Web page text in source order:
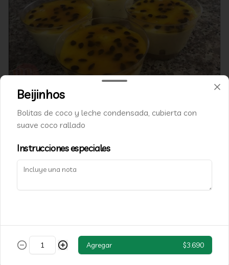
Mousse de maracuya
Postre de crema de leche y maracuya, tipico de brasil
$1.990
Pizza brigadeiro, morango
Beijinhos
Bolitas de coco y leche condensada, cubierta con
suave coco rallado
Instrucciones especiales
Agregar $3.690